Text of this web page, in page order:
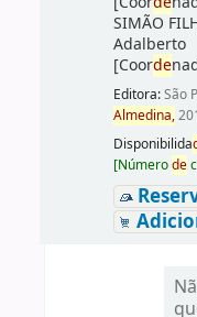
SIMÃO
Adalberto
[Coorde
Editora:São
Almedina,
Disponibilida
[Númerode